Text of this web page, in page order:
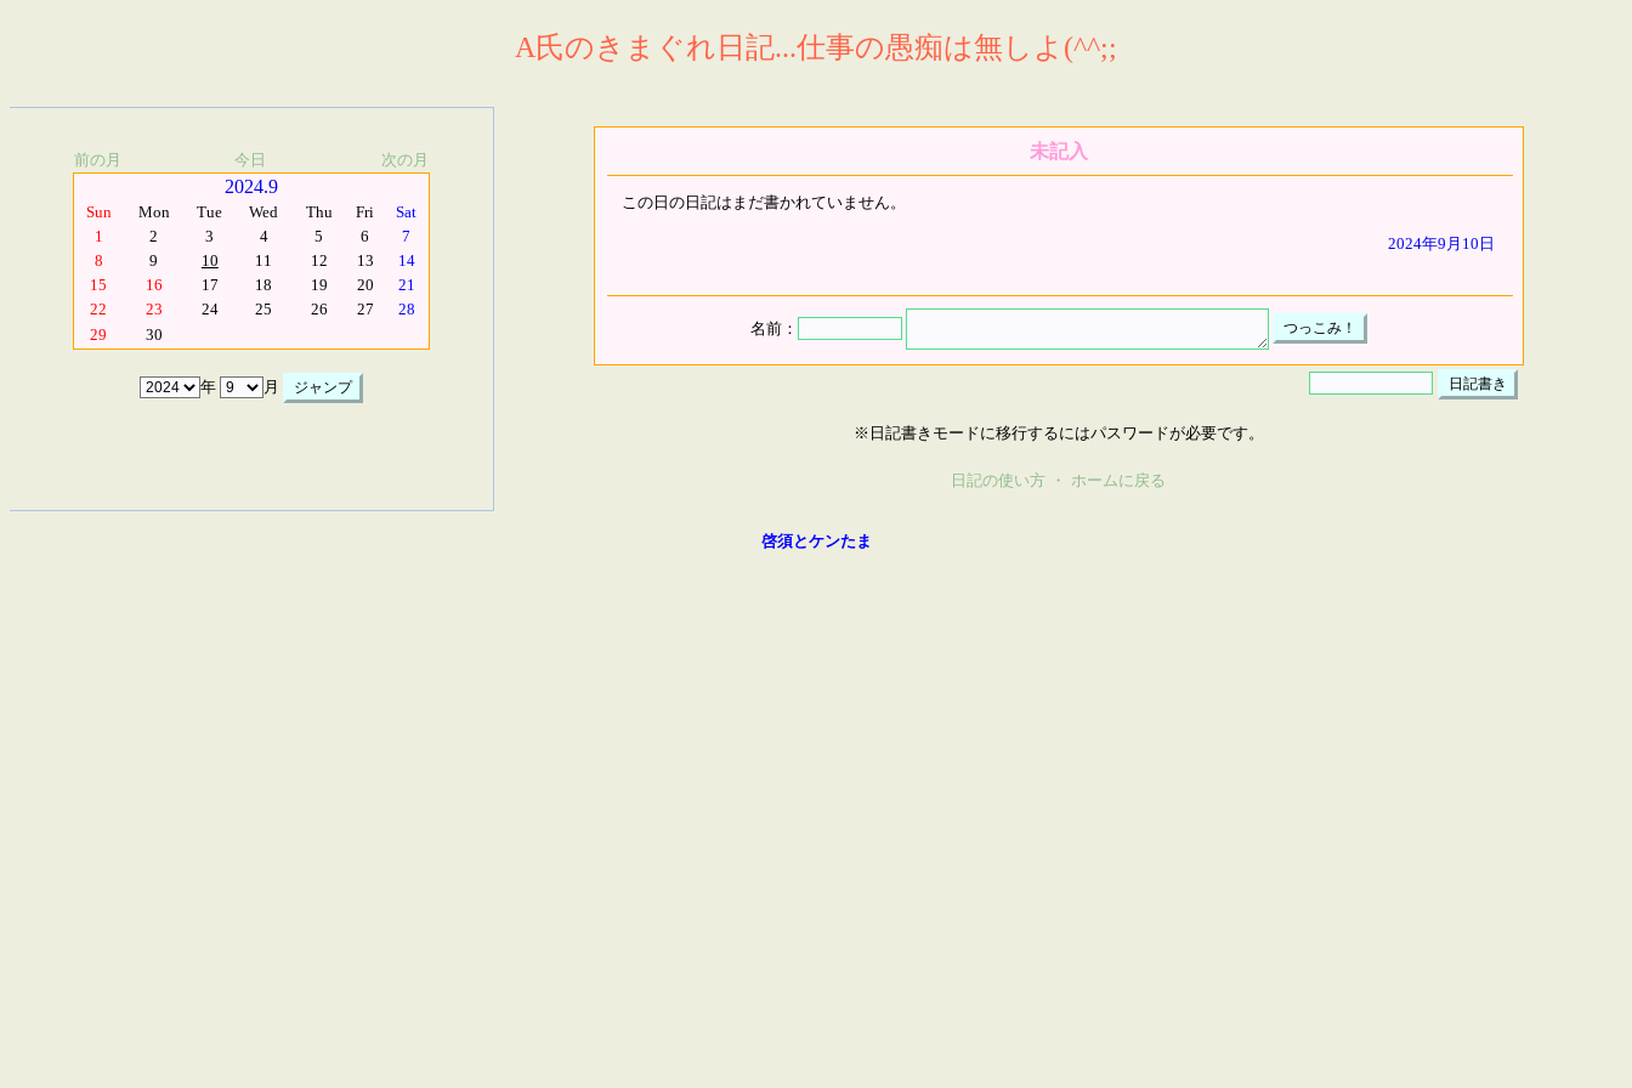
A氏のきまぐれ日記...仕事の愚痴は無しよ(^^;;
前の月 今日 次の月
2024.9
Sun Mon Tue Wed Thu Fri
Sat
1
2 3 4 5 6
7
8
9 10 11 12 13
14
15
16 17 18 19 20
21
22
23 24 25 26 27
28
29
30
年 月
未記入
この日の日記はまだ書かれていません。
2024年9月10日
名前：
※日記書きモードに移行するにはパスワードが必要です。
日記の使い方 ・ ホームに戻る
啓須とケンたま